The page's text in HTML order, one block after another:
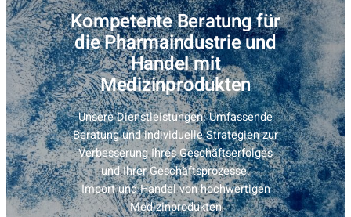
Kompetente Beratung für
die Pharmaindustrie und
Handel mit
Medizinprodukten
Unsere Dienstleistungen: Umfassende
Beratung und individuelle Strategien zur
Verbesserung Ihres Geschäftserfolges
und Ihrer Geschäftsprozesse.
Import und Handel von hochwertigen
Medizinprodukten